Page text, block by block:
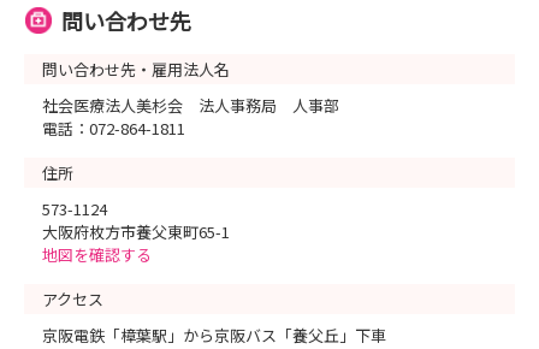
問い合わせ先
問い合わせ先・雇用法人名
社会医療法人美杉会 法人事務局 人事部
電話：072-864-1811
住所
573-1124
大阪府枚方市養父東町65-1
地図を確認する
アクセス
京阪電鉄「樟葉駅」から京阪バス「養父丘」下車